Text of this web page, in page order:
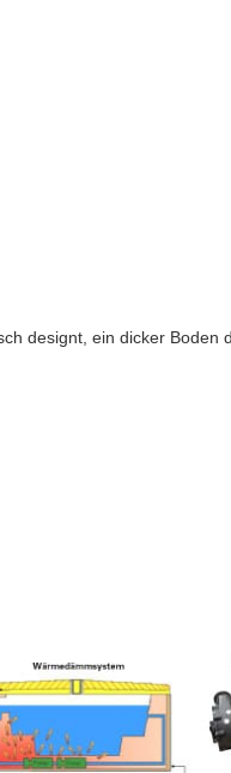
designt, ein dicker Boden